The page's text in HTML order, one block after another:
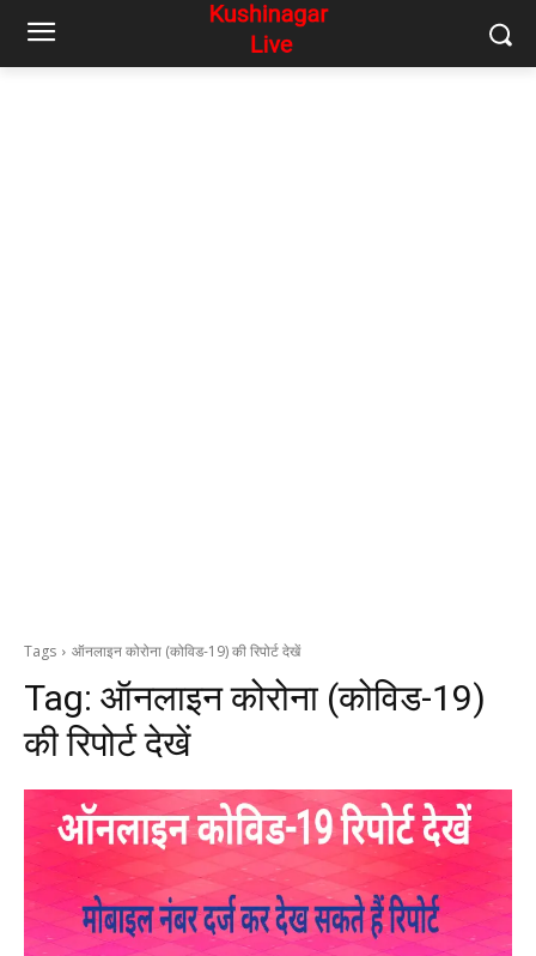
Tags ऑनलाइन कोरोना (कोविड-19) की रिपोर्ट देखें
Tag: ऑनलाइन कोरोना (कोविड-19)
की रिपोर्ट देखें